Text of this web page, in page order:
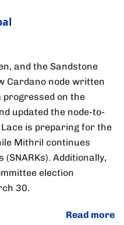
and the Sandstone
Cardano node written
progressed on the
updated the node-to-
is preparing for the
Mithril continues
Additionally,
election
30.
Read more